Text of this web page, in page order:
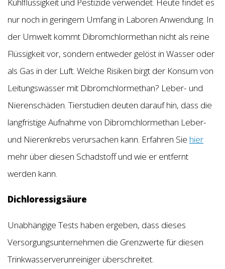
nur noch in geringem Umfang in Laboren Anwendung. In
der Umwelt kommt Dibromchlormethan nicht als reine
Flüssigkeit vor, sondern entweder gelöst in Wasser oder
als Gas in der Luft. Welche Risiken birgt der Konsum von
Leitungswasser mit Dibromchlormethan? Leber- und
Nierenschäden. Tierstudien deuten darauf hin, dass die
langfristige Aufnahme von Dibromchlormethan Leber-
und Nierenkrebs verursachen kann. Erfahren Sie hier
mehr über diesen Schadstoff und wie er entfernt
werden kann.
Dichloressigsäure
Unabhängige Tests haben ergeben, dass dieses
Versorgungsunternehmen die Grenzwerte für diesen
Trinkwasserverunreiniger überschreitet.